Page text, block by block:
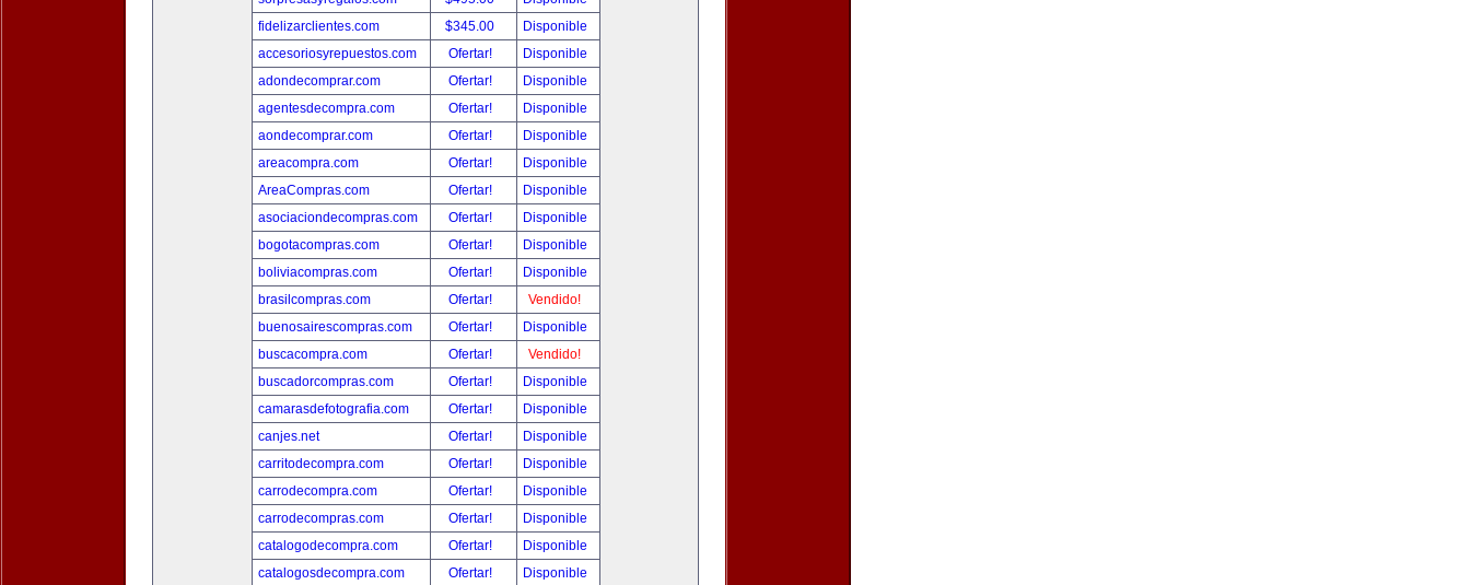
fidelizarclientes.com
$345.00
Disponible
accesoriosyrepuestos.com
Ofertar!
Disponible
adondecomprar.com
Ofertar!
Disponible
agentesdecompra.com
Ofertar!
Disponible
aondecomprar.com
Ofertar!
Disponible
areacompra.com
Ofertar!
Disponible
AreaCompras.com
Ofertar!
Disponible
asociaciondecompras.com
Ofertar!
Disponible
bogotacompras.com
Ofertar!
Disponible
boliviacompras.com
Ofertar!
Disponible
brasilcompras.com
Ofertar!
Vendido!
buenosairescompras.com
Ofertar!
Disponible
buscacompra.com
Ofertar!
Vendido!
buscadorcompras.com
Ofertar!
Disponible
camarasdefotografia.com
Ofertar!
Disponible
canjes.net
Ofertar!
Disponible
carritodecompra.com
Ofertar!
Disponible
carrodecompra.com
Ofertar!
Disponible
carrodecompras.com
Ofertar!
Disponible
catalogodecompra.com
Ofertar!
Disponible
catalogosdecompra.com
Ofertar!
Disponible